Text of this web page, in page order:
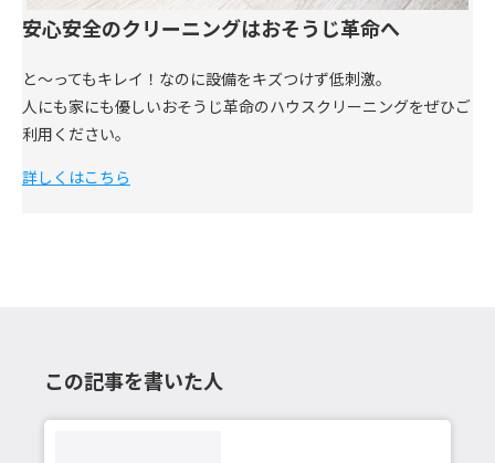
安心安全のクリーニングはおそうじ革命へ
と～ってもキレイ！なのに設備をキズつけず低刺激。
人にも家にも優しいおそうじ革命のハウスクリーニングをぜひご
利用ください。
詳しくはこちら
この記事を書いた人